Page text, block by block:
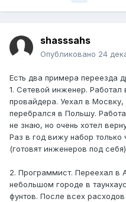
shasssahs
Опубликовано 24
Есть два примера переезда
1. Сетевой инженер. Работал
провайдера. Уехал в Мосвку,
перебрался в Польшу.
не знаю, но очень хотел
Раз в год вижу набор только
(готовят инженеров под
2. Программист. Переехал в
небольшом городе в
фунтов. После всех